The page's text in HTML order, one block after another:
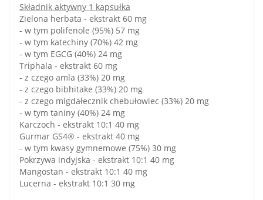
Składnik aktywny 1 kapsułka
Zielona herbata - ekstrakt 60 mg
- w tym polifenole (95%) 57 mg
- w tym katechiny (70%) 42 mg
- w tym EGCG (40%) 24 mg
Triphala - ekstrakt 60 mg
- z czego amla (33%) 20 mg
- z czego bibhitake (33%) 20 mg
- z czego migdałecznik chebułowiec (33%) 20 mg
- w tym taniny (40%) 24 mg
Karczoch - ekstrakt 10:1 40 mg
Gurmar GS4® - ekstrakt 40 mg
- w tym kwasy gymnemowe (75%) 30 mg
Pokrzywa indyjska - ekstrakt 10:1 40 mg
Mangostan - ekstrakt 10:1 40 mg
Lucerna - ekstrakt 10:1 30 mg